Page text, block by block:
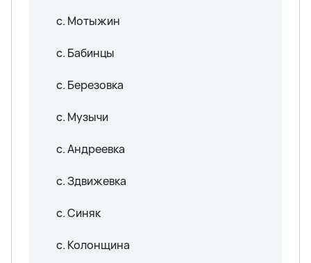
с. Мотыжин
с. Бабинцы
с. Березовка
с. Музычи
с. Андреевка
с. Здвижевка
с. Синяк
с. Колонщина